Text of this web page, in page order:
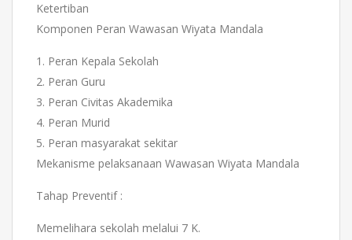
Ketertiban
Komponen Peran Wawasan Wiyata Mandala
1. Peran Kepala Sekolah
2. Peran Guru
3. Peran Civitas Akademika
4. Peran Murid
5. Peran masyarakat sekitar
Mekanisme pelaksanaan Wawasan Wiyata Mandala
Tahap Preventif :
Memelihara sekolah melalui 7 K.